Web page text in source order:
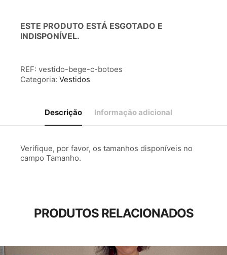
ESTE PRODUTO ESTÁ ESGOTADO E
INDISPONÍVEL.
REF: vestido-bege-c-botoes
Categoria: Vestidos
Descrição Informação adicional
Verifique, por favor, os tamanhos disponíveis no
campo Tamanho.
PRODUTOS RELACIONADOS